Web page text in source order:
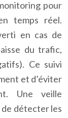
pour
temps réel.
en cas de
du trafic,
Ce suivi
et d’éviter
Une veille
détecter les